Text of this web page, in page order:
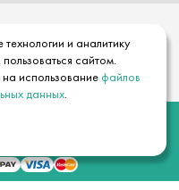
и аналитику
сайтом.
использование файлов
данных.
магазин hansgrohe
персональных данных